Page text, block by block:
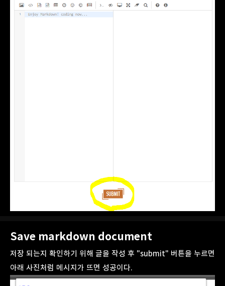
Save markdown document
저장 되는지 확인하기 위해 글을 작성 후 "submit" 버튼을 누르면
아래 사진처럼 메시지가 뜨면 성공이다.